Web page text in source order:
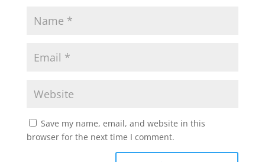
Save my name, email, and website in this
browser for the next time I comment.